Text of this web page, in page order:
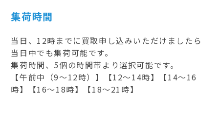
集荷時間
当日、12時までに買取申し込みいただけましたら
当日中でも集荷可能です。
集荷時間、5個の時間帯より選択可能です。
【午前中（9～12時）】【12～14時】【14～16
時】【16～18時】【18～21時】